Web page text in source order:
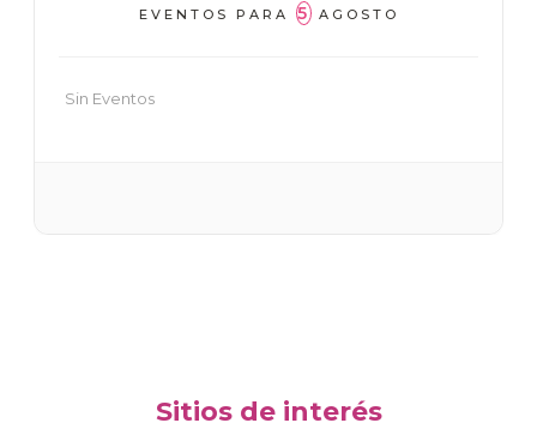
EVENTOS PARA 5AGOSTO
Sin Eventos
Sitios de interés